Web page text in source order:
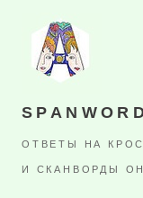
ОТВЕТЫ НА
И СКАНВОРДЫ